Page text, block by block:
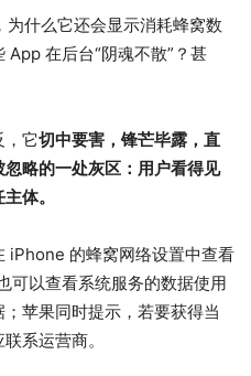
什么它还会显示消耗蜂窝数
在后台“阴魂不散”？甚
，它切中要害，锋芒毕露，直
略的一处灰区：用户看得见
体。
iPhone 的蜂窝网络设置中查看
可以查看系统服务的数据使用
苹果同时提示，若要获得当
系运营商。